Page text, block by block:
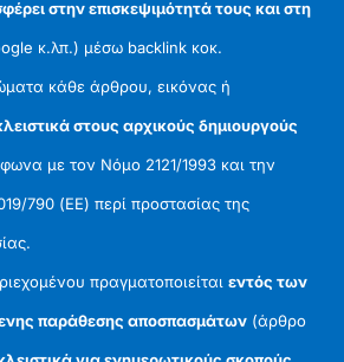
στην επισκεψιμότητά τους και στη
κ.λπ.) μέσω backlink κοκ.
κάθε άρθρου, εικόνας ή
στους αρχικούς δημιουργούς
με τον Νόμο 2121/1993 και την
790 (ΕΕ) περί προστασίας της
πραγματοποιείταιεντός των
παράθεσης αποσπασμάτων (άρθρο